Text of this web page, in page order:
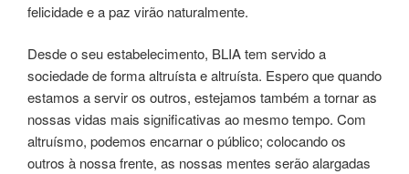
felicidade e a paz virão naturalmente.
Desde o seu estabelecimento, BLIA tem servido a
sociedade de forma altruísta e altruísta. Espero que quando
estamos a servir os outros, estejamos também a tornar as
nossas vidas mais significativas ao mesmo tempo. Com
altruísmo, podemos encarnar o público; colocando os
outros à nossa frente, as nossas mentes serão alargadas